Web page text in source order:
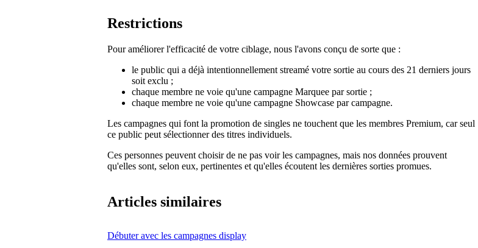
Restrictions
Pour améliorer l'efficacité de votre ciblage, nous l'avons conçu de sorte que :
le public qui a déjà intentionnellement streamé votre sortie au cours des 21 derniers jours
soit exclu ;
chaque membre ne voie qu'une campagne Marquee par sortie ;
chaque membre ne voie qu'une campagne Showcase par campagne.
Les campagnes qui font la promotion de singles ne touchent que les membres Premium, car seul
ce public peut sélectionner des titres individuels.
Ces personnes peuvent choisir de ne pas voir les campagnes, mais nos données prouvent
qu'elles sont, selon eux, pertinentes et qu'elles écoutent les dernières sorties promues.
Articles similaires
Débuter avec les campagnes display